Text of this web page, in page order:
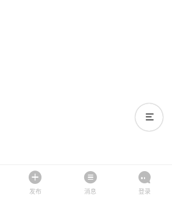
发布 消息 登录